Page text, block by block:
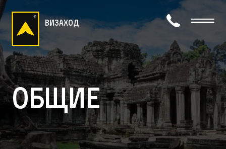
визаход
Общие